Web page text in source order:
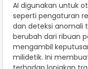
AI digunakan untuk
seperti pengaturan
dan deteksi anomali
berubah dari ribuan
mengambil
milidetik. Ini